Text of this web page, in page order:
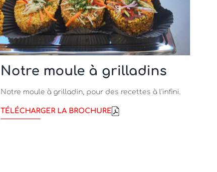
Notre moule à grilladins
Notre moule à grilladin, pour des recettes à l'infini.
TÉLÉCHARGER LA BROCHURE